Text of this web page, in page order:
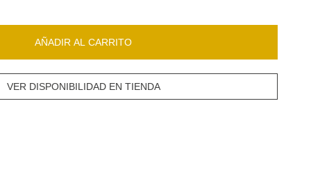
AÑADIR AL CARRITO
VER DISPONIBILIDAD EN TIENDA